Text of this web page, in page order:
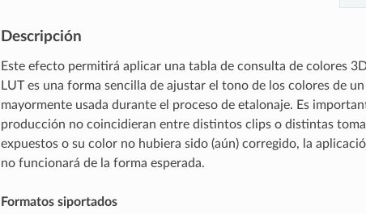
Descripción
Este efecto permitirá aplicar una tabla de consulta de colores
LUT es una forma sencilla de ajustar el tono de los colores de
mayormente usada durante el proceso de etalonaje. Es
producción no coincidieran entre distintos clips o distintas
expuestos o su color no hubiera sido (aún) corregido, la
no funcionará de la forma esperada.
Formatos siportados